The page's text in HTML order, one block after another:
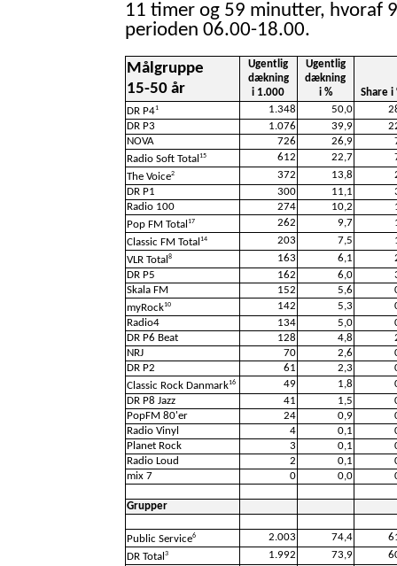
11 timer og 59 minutter, hvoraf
perioden 06.00-18.00.
Målgruppe
15-50 år
Ugentlig
dækning
i 1.000
Ugentlig
dækning
i %
Share i
DR P41 1.348 50,0
DR P3
1.076 39,9
NOVA
726 26,9
Radio Soft Total 15 612 22,7
The Voice2 372 13,8
DR P1
300 11,1
Radio 100
274 10,2
Pop FM Total 17 262 9,7
Classic FM Total 14 203 7,5
VLR Total 8 163 6,1
DR P5
162 6,0
Skala FM
152 5,6
myRock10 142 5,3
Radio4
134 5,0
DR P6 Beat
128 4,8
NRJ
70 2,6
DR P2
61 2,3
Classic Rock Danmark16 49 1,8
DR P8 Jazz
41 1,5
PopFM 80'er
24 0,9
Radio Vinyl
4 0,1
Planet Rock
3 0,1
Radio Loud
2 0,1
mix 7
0 0,0
Grupper
Public Service6 2.003 74,4
DR Total 3 1.992 73,9